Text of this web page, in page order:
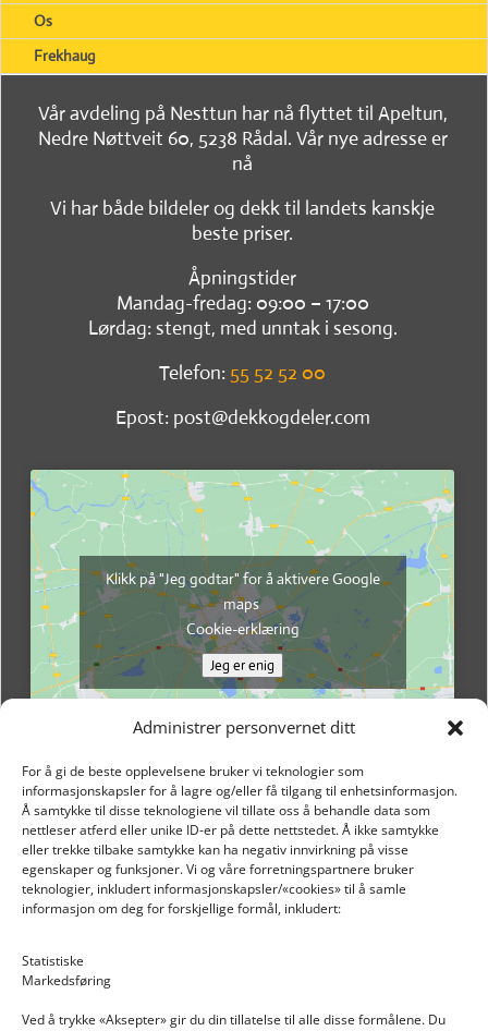
Administrer personvernet ditt
For å gi de beste opplevelsene bruker vi teknologier som
informasjonskapsler for å lagre og/eller få tilgang til enhetsinformasjon.
Å samtykke til disse teknologiene vil tillate oss å behandle data som
nettleser atferd eller unike ID-er på dette nettstedet. Å ikke samtykke
eller trekke tilbake samtykke kan ha negativ innvirkning på visse
egenskaper og funksjoner. Vi og våre forretningspartnere bruker
teknologier, inkludert informasjonskapsler/«cookies» til å samle
informasjon om deg for forskjellige formål, inkludert:
Statistiske
Markedsføring
Ved å trykke «Aksepter» gir du din tillatelse til alle disse formålene. Du
Os
Frekhaug
Vår avdeling på Nesttun har nå flyttet til Apeltun,
Nedre Nøttveit 60, 5238 Rådal. Vår nye adresse er
nå
Vi har både bildeler og dekk til landets kanskje
beste priser.
Åpningstider
Mandag-fredag: 09:00 – 17:00
Lørdag: stengt, med unntak i sesong.
Telefon: 55 52 52 00
Epost: post@dekkogdeler.com
Klikk på "Jeg godtar" for å aktivere Google
maps
Cookie-erklæring
Jeg er enig